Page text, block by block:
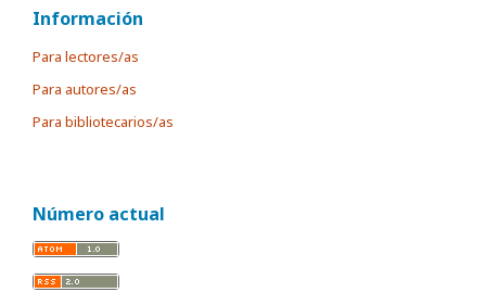
Información
Para lectores/as
Para autores/as
Para bibliotecarios/as
Número actual